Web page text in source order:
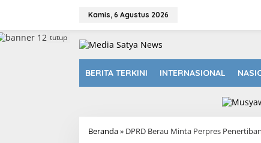
a
Kamis, 6 Agustus 2026
BERITA TERKINI INTERNASIONAL
tutup
Beranda» DPRD Berau Minta Perpres